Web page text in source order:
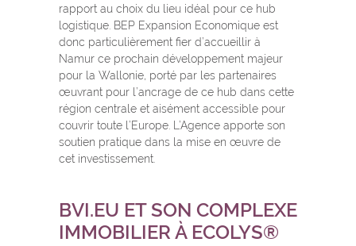
rapport au choix du lieu idéal pour ce hub
logistique. BEP Expansion Economique est
donc particulièrement fier d’accueillir à
Namur ce prochain développement majeur
pour la Wallonie, porté par les partenaires
œuvrant pour l’ancrage de ce hub dans cette
région centrale et aisément accessible pour
couvrir toute l’Europe. L’Agence apporte son
soutien pratique dans la mise en œuvre de
cet investissement.
BVI.EU ET SON COMPLEXE
IMMOBILIER À ECOLYS®